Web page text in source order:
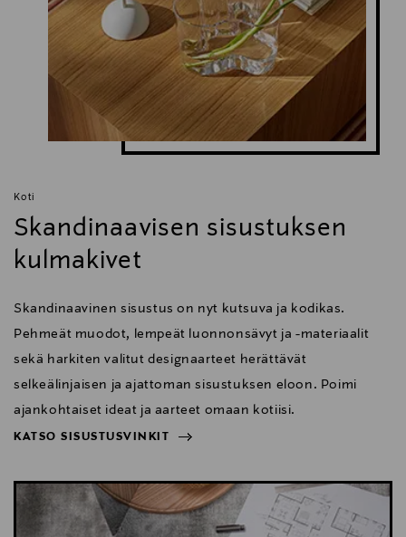
Koti
Skandinaavisen sisustuksen
kulmakivet
Skandinaavinen sisustus on nyt kutsuva ja kodikas.
Pehmeät muodot, lempeät luonnonsävyt ja -materiaalit
sekä harkiten valitut designaarteet herättävät
selkeälinjaisen ja ajattoman sisustuksen eloon. Poimi
ajankohtaiset ideat ja aarteet omaan kotiisi.
KATSO SISUSTUSVINKIT
KATSO SISUSTUSVINKIT